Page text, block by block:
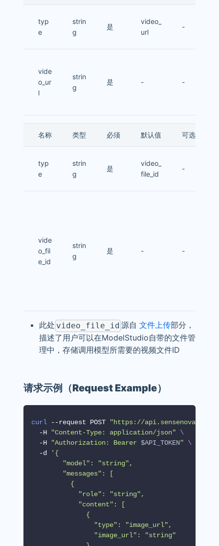
typ
e
strin
g
是
video_
url
-
vide
o_ur
l
strin
g
是 - -
名称 类型 必须 默认值 可选值
typ
e
strin
g
是
video_
file_id
-
vide
o_fil
e_id
strin
g
是 - -
此处 video_file_id 源自文件上传部分，
描述了用户可以在ModelStudio自带的文件管
理中，存储调用模型所需要的视频文件ID
请求示例（Request Example）
curl --request POST
"https://api.sensenova.cn/
  -H
"Content-Type: application/json"
\
  -H
"Authorization: Bearer $API_TOKEN"
\
  -d
'{
        "model": "string",
        "messages": [
          {
            "role": "string",
            "content": [
              {
                "type": "image_url",
                "image_url": "string"